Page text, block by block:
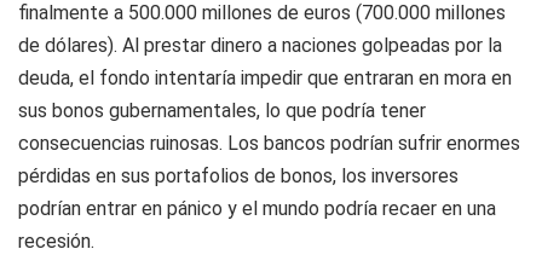
finalmente a 500.000 millones de euros (700.000 millones
de dólares). Al prestar dinero a naciones golpeadas por la
deuda, el fondo intentaría impedir que entraran en mora en
sus bonos gubernamentales, lo que podría tener
consecuencias ruinosas. Los bancos podrían sufrir enormes
pérdidas en sus portafolios de bonos, los inversores
podrían entrar en pánico y el mundo podría recaer en una
recesión.